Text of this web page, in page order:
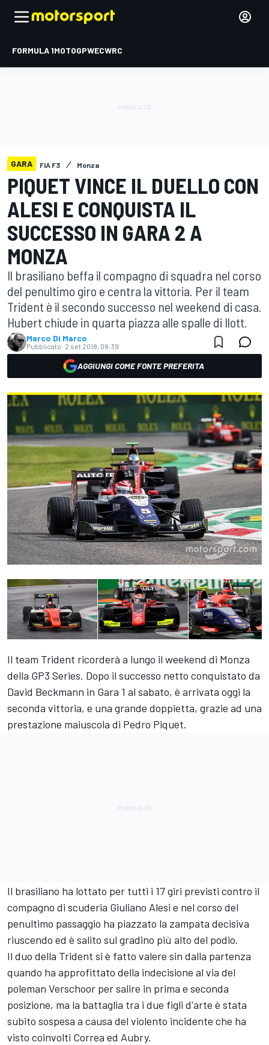
FORMULA 1MOTOGPWECWRC
GARA FIA F3 Monza
PIQUET VINCE IL DUELLO CON
ALESI E CONQUISTA IL
SUCCESSO IN GARA 2 A
MONZA
Il brasiliano beffa il compagno di squadra nel corso
del penultimo giro e centra la vittoria. Per il team
Trident è il secondo successo nel weekend di casa.
Hubert chiude in quarta piazza alle spalle di Ilott.
Marco Di Marco
Pubblicato: 2 set 2018, 08:39
AGGIUNGI COME FONTE PREFERITA
Il team Trident ricorderà a lungo il weekend di Monza
della GP3 Series. Dopo il successo netto conquistato da
David Beckmann in Gara 1 al sabato, è arrivata oggi la
seconda vittoria, e una grande doppietta, grazie ad una
prestazione maiuscola di Pedro Piquet.
Il brasiliano ha lottato per tutti i 17 giri previsti contro il
compagno di scuderia Giuliano Alesi e nel corso del
penultimo passaggio ha piazzato la zampata decisiva
riuscendo ed è salito sul gradino più alto del podio.
Il duo della Trident si è fatto valere sin dalla partenza
quando ha approfittato della indecisione al via del
poleman Verschoor per salire in prima e seconda
posizione, ma la battaglia tra i due figli d'arte è stata
subito sospesa a causa del violento incidente che ha
visto coinvolti Correa ed Aubry.